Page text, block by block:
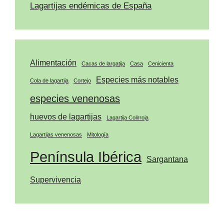
Lagartijas endémicas de España
Alimentación Cacas de largatija Casa Cenicienta
Cola de lagartija Cortejo Especies más notables
especies venenosas
huevos de lagartijas Lagartija Colirroja
Lagartijas venenosas Mitología
Península Ibérica Sargantana
Supervivencia